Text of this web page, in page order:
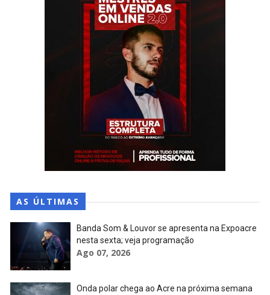
AS ÚLTIMAS
Banda Som & Louvor se apresenta na Expoacre
nesta sexta; veja programação
Ago 07, 2026
Onda polar chega ao Acre na próxima semana